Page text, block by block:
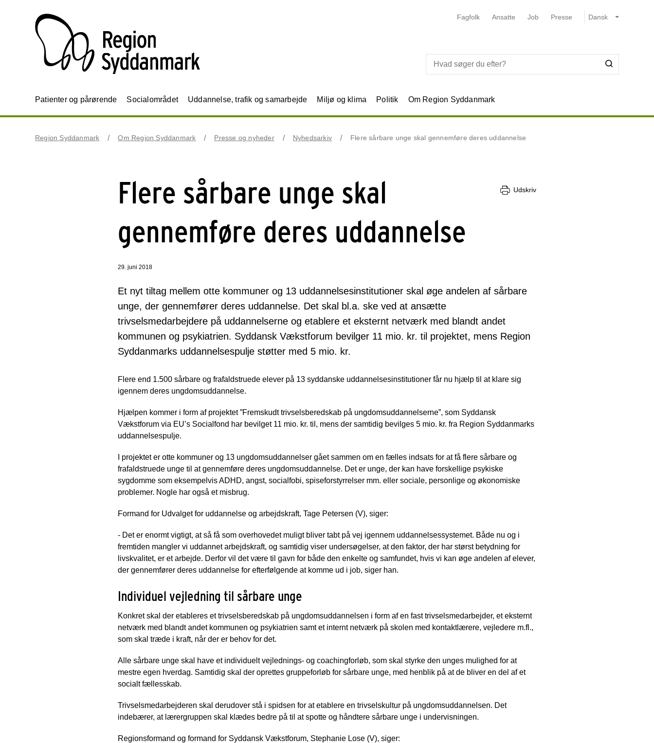
Fagfolk Ansatte Job Presse
Patienter og pårørende Socialområdet Uddannelse, trafik og samarbejde Miljø og klima Politik Om Region Syddanmark
Region Syddanmark Om Region Syddanmark Presse og nyheder Nyhedsarkiv Flere sårbare unge skal gennemføre deres uddannelse
Flere sårbare unge skal
gennemføre deres uddannelse
Udskriv
29. juni 2018
Et nyt tiltag mellem otte kommuner og 13 uddannelsesinstitutioner skal øge andelen af sårbare
unge, der gennemfører deres uddannelse. Det skal bl.a. ske ved at ansætte
trivselsmedarbejdere på uddannelserne og etablere et eksternt netværk med blandt andet
kommunen og psykiatrien. Syddansk Vækstforum bevilger 11 mio. kr. til projektet, mens Region
Syddanmarks uddannelsespulje støtter med 5 mio. kr.
Flere end 1.500 sårbare og frafaldstruede elever på 13 syddanske uddannelsesinstitutioner får nu hjælp til at klare sig
igennem deres ungdomsuddannelse.
Hjælpen kommer i form af projektet ”Fremskudt trivselsberedskab på ungdomsuddannelserne”, som Syddansk
Vækstforum via EU’s Socialfond har bevilget 11 mio. kr. til, mens der samtidig bevilges 5 mio. kr. fra Region Syddanmarks
uddannelsespulje.
I projektet er otte kommuner og 13 ungdomsuddannelser gået sammen om en fælles indsats for at få flere sårbare og
frafaldstruede unge til at gennemføre deres ungdomsuddannelse. Det er unge, der kan have forskellige psykiske
sygdomme som eksempelvis ADHD, angst, socialfobi, spiseforstyrrelser mm. eller sociale, personlige og økonomiske
problemer. Nogle har også et misbrug.
Formand for Udvalget for uddannelse og arbejdskraft, Tage Petersen (V), siger:
- Det er enormt vigtigt, at så få som overhovedet muligt bliver tabt på vej igennem uddannelsessystemet. Både nu og i
fremtiden mangler vi uddannet arbejdskraft, og samtidig viser undersøgelser, at den faktor, der har størst betydning for
livskvalitet, er et arbejde. Derfor vil det være til gavn for både den enkelte og samfundet, hvis vi kan øge andelen af elever,
der gennemfører deres uddannelse for efterfølgende at komme ud i job, siger han.
Individuel vejledning til sårbare unge
Konkret skal der etableres et trivselsberedskab på ungdomsuddannelsen i form af en fast trivselsmedarbejder, et eksternt
netværk med blandt andet kommunen og psykiatrien samt et internt netværk på skolen med kontaktlærere, vejledere m.fl.,
som skal træde i kraft, når der er behov for det.
Alle sårbare unge skal have et individuelt vejlednings- og coachingforløb, som skal styrke den unges mulighed for at
mestre egen hverdag. Samtidig skal der oprettes gruppeforløb for sårbare unge, med henblik på at de bliver en del af et
socialt fællesskab.
Trivselsmedarbejderen skal derudover stå i spidsen for at etablere en trivselskultur på ungdomsuddannelsen. Det
indebærer, at lærergruppen skal klædes bedre på til at spotte og håndtere sårbare unge i undervisningen.
Regionsformand og formand for Syddansk Vækstforum, Stephanie Lose (V), siger: